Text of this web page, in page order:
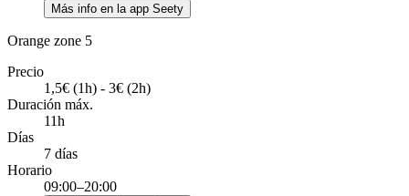
Más info en la app Seety
Orange zone 5
Precio
1,5€ (1h) - 3€ (2h)
Duración máx.
11h
Días
7 días
Horario
09:00–20:00